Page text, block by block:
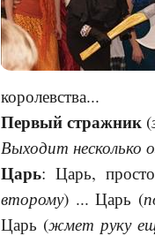
королевства...
Первый стражник (
Выходит несколько
Царь: Царь,
второму) ... Царь (
Царь (жмет руку